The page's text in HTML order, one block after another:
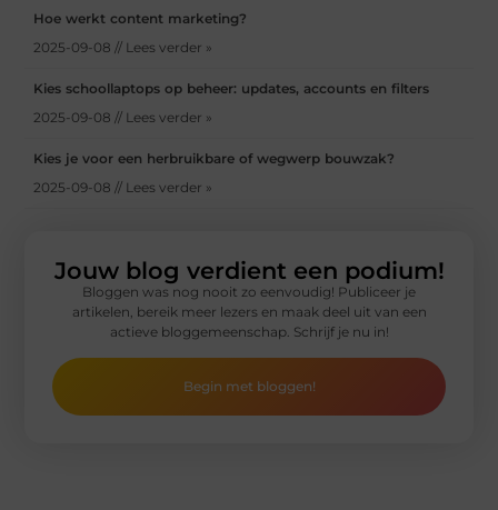
Hoe werkt content marketing?
2025-09-08 // Lees verder »
Kies schoollaptops op beheer: updates, accounts en filters
2025-09-08 // Lees verder »
Kies je voor een herbruikbare of wegwerp bouwzak?
2025-09-08 // Lees verder »
Jouw blog verdient een podium!
Bloggen was nog nooit zo eenvoudig! Publiceer je
artikelen, bereik meer lezers en maak deel uit van een
actieve bloggemeenschap. Schrijf je nu in!
Begin met bloggen!